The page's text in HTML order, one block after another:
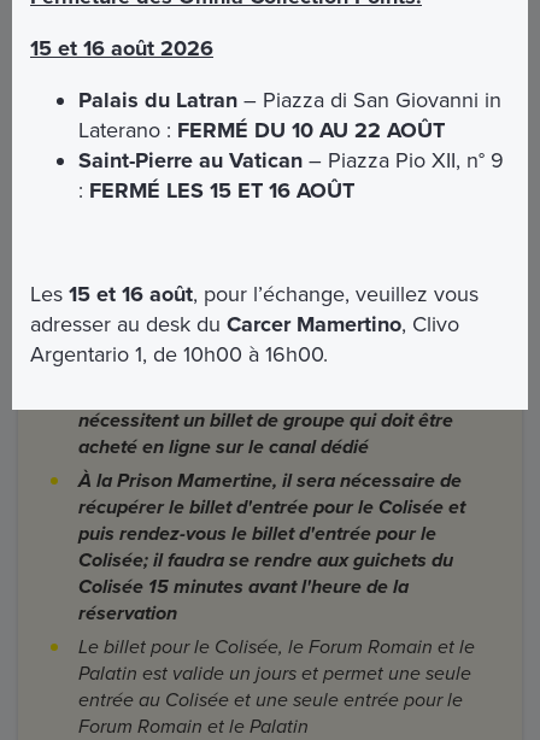
nécessaire de présenter une pièce d'identité. Le
personnel de la billetterie vérifiera la
correspondance exacte entre le nombre de
billets émis et le nombre d'usagers présents.
Informations importantes
L'entrée a la Prison Mamertine peut être
visite de la Prison Mamertine
Il n’est pas possible d’acheter de manière
groupée plus de 7 billets combinés
nécessitent un billet de groupe qui doit être
acheté en ligne sur le canal dédié
À la Prison Mamertine, il sera nécessaire de
récupérer le billet d'entrée pour le Colisée et
puis rendez-vous le billet d'entrée pour le
Colisée; il faudra se rendre aux guichets du
Colisée 15 minutes avant l'heure de la
réservation
Le billet pour le Colisée, le Forum Romain et le
Palatin est valide un jours et permet une seule
entrée au Colisée et une seule entrée pour le
Forum Romain et le Palatin
15 et 16 août 2026
Palais du Latran – Piazza di San Giovanni in
Laterano : FERMÉ DU 10 AU 22 AOÛT
Saint-Pierre au Vatican – Piazza Pio XII, n° 9
: FERMÉ LES 15 ET 16 AOÛT
Les15 et 16 août, pour l’échange, veuillez vous
adresser au desk duCarcer Mamertino, Clivo
Argentario 1, de 10h00 à 16h00.